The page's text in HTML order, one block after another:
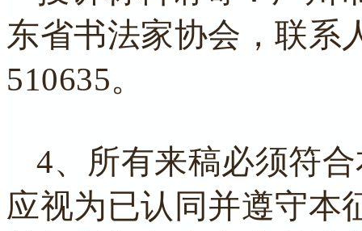
东省书法家协会，联系
510635。
4、所有来稿必须符
应视为已认同并遵守本